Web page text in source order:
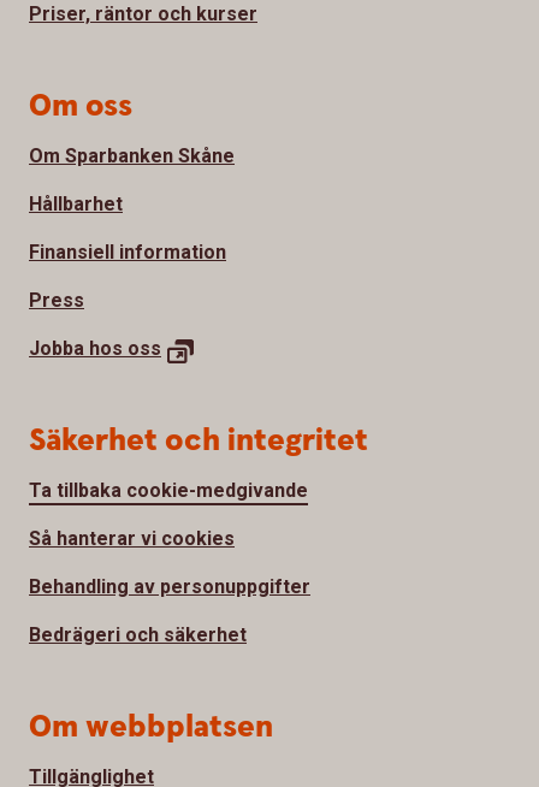
Priser, räntor och kurser
Om oss
Om Sparbanken Skåne
Hållbarhet
Finansiell information
Press
Jobba hos oss
Säkerhet och integritet
Ta tillbaka cookie-medgivande
Så hanterar vi cookies
Behandling av personuppgifter
Bedrägeri och säkerhet
Om webbplatsen
Tillgänglighet